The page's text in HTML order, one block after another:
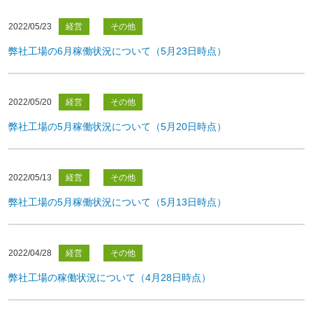
2022/05/23 経営 その他
弊社工場の6月稼働状況について（5月23日時点）
2022/05/20 経営 その他
弊社工場の5月稼働状況について（5月20日時点）
2022/05/13 経営 その他
弊社工場の5月稼働状況について（5月13日時点）
2022/04/28 経営 その他
弊社工場の稼働状況について（4月28日時点）